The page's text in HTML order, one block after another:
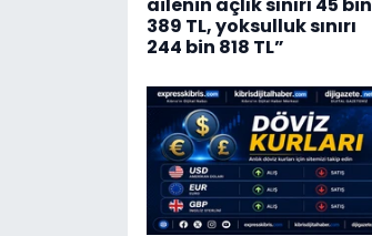
ailenin açlık sınırı 45 bin
389 TL, yoksulluk sınırı
244 bin 818 TL”